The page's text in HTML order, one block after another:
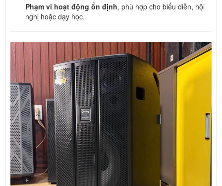
Phạm vi hoạt động ổn định, phù hợp cho biểu diễn, hội
nghị hoặc dạy học.